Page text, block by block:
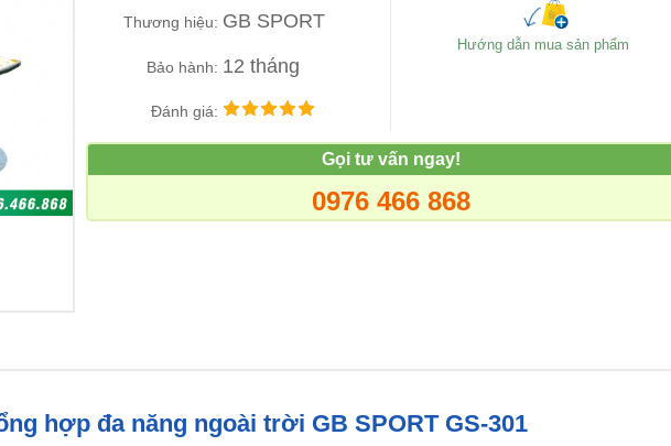
Thương hiệu: GB SPORT
Bảo hành: 12 tháng
Đánh giá:
Hướng dẫn mua sản phẩm
Gọi tư vấn ngay!
0976 466 868
hợp đa năng ngoài trời GB SPORT GS-301